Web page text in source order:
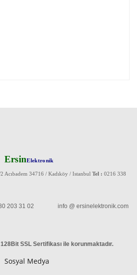
ErsinElektronik
Acıbadem 34716 / Kadıköy / Istanbul Tel : 0216 338
203 31 02 info @ ersinelektronik.com
SSL Sertifikası ile korunmaktadır.
Sosyal Medya